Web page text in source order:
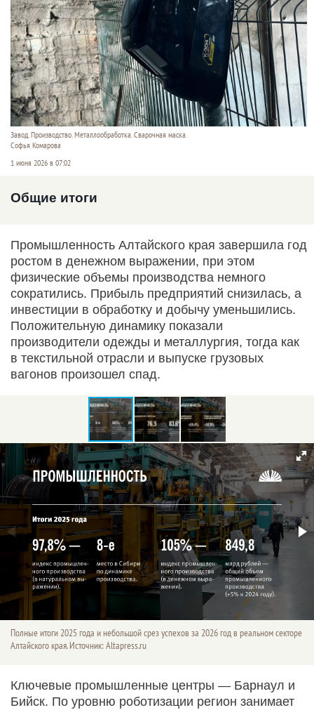
Завод. Производство. Металлообработка. Сварочная маска.
Софья Комарова
1 июня 2026 в 07:02
Общие итоги
Промышленность Алтайского края завершила год
ростом в денежном выражении, при этом
физические объемы производства немного
сократились. Прибыль предприятий снизилась, а
инвестиции в обработку и добычу уменьшились.
Положительную динамику показали
производители одежды и металлургия, тогда как
в текстильной отрасли и выпуске грузовых
вагонов произошел спад.
Полные итоги 2025 года и небольшой срез успехов за 2026 год в реальном секторе
Алтайского края. Источник: Altapress.ru
Ключевые промышленные центры — Барнаул и
Бийск. По уровню роботизации регион занимает